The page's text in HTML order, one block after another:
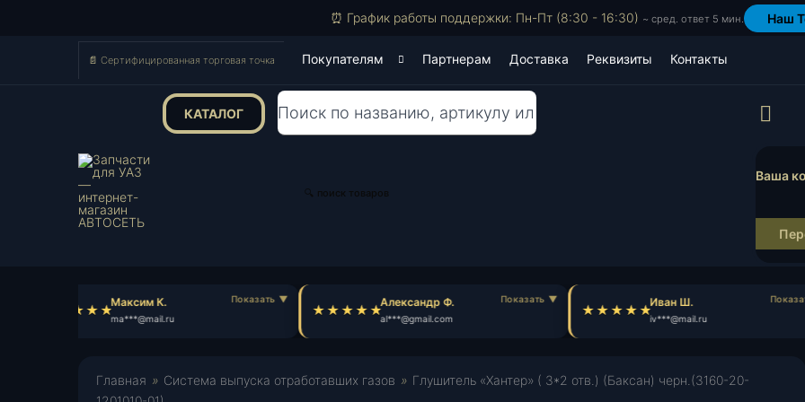
⏰ График работы поддержки: Пн-Пт (8:30 - 16:30) ~ сред. ответ 5 мин. Наш
📄 Сертифицированная торговая точка Покупателям Партнерам Доставка Реквизиты Контакты
КАТАЛОГ Поиск
🔍 поиск товаров
Ваша
Максим К.
ma***@mail.ru
Александр Ф.
al***@gmail.com
Иван Ш.
iv***@mail.ru
Главная » Система выпуска отработавших газов » Глушитель «Хантер» ( 3*2 отв.) (Баксан) черн.(3160-20-